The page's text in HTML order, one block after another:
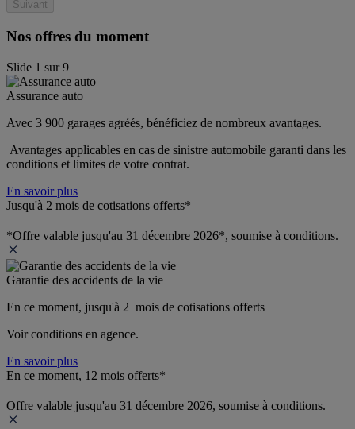
Suivant
Nos offres du moment
Slide 1 sur9
Assurance auto
Avec 3 900 garages agréés, bénéficiez de nombreux avantages.
Avantages applicables en cas de sinistre automobile garanti dans les
conditions et limites de votre contrat.
En savoir plus
Jusqu'à 2 mois de cotisations offerts*
*Offre valable jusqu'au 31 décembre 2026*, soumise à conditions.
Garantie des accidents de la vie
En ce moment, jusqu'à 2  mois de cotisations offerts
Voir conditions en agence.
En savoir plus
En ce moment, 12 mois offerts*
Offre valable jusqu'au 31 décembre 2026, soumise à conditions.